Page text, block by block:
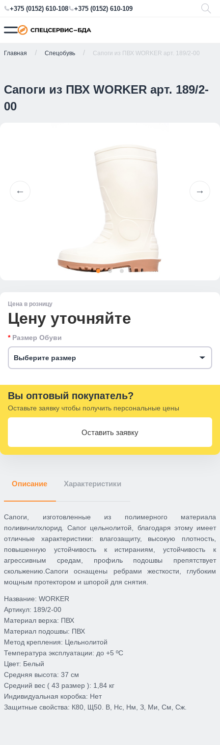
+375 (0152) 610-108 +375 (0152) 610-109
Главная Спецобувь Сапоги из ПВХ WORKER арт. 189/2-00
Сапоги из ПВХ WORKER арт. 189/2-
00
Цена в розницу
Цену уточняйте
Размер Обуви
Выберите размер
Вы оптовый покупатель?
Оставьте заявку чтобы получить персональные цены
Оставить заявку
Описание Характеристики
Сапоги, изготовленные из полимерного материала
поливинилхлорид. Сапог цельнолитой, благодаря этому имеет
отличные характеристики: влагозащиту, высокую плотность,
повышенную устойчивость к истираниям, устойчивость к
агрессивным средам, профиль подошвы препятствует
скольжению.Сапоги оснащены ребрами жесткости, глубоким
мощным протектором и шпорой для снятия.
Название: WORKER
Артикул: 189/2-00
Материал верха: ПВХ
Материал подошвы: ПВХ
Метод крепления: Цельнолитой
Температура эксплуатации: до +5 ºС
Цвет: Белый
Средняя высота: 37 см
Средний вес ( 43 размер ): 1,84 кг
Индивидуальная коробка: Нет
Защитные свойства: К80, Щ50. В, Нс, Нм, З, Ми, См, Сж.